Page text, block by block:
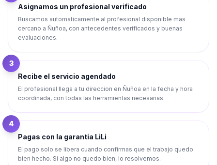
Asignamos un profesional verificado
Buscamos automaticamente al profesional disponible mas
cercano a Ñuñoa, con antecedentes verificados y buenas
evaluaciones.
3
Recibe el servicio agendado
El profesional llega a tu direccion en Ñuñoa en la fecha y hora
coordinada, con todas las herramientas necesarias.
4
Pagas con la garantia LiLi
El pago solo se libera cuando confirmas que el trabajo quedo
bien hecho. Si algo no quedo bien, lo resolvemos.